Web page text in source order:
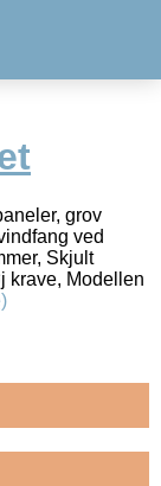
grov
ved
Skjult
krave, Modellen